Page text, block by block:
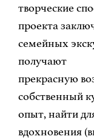
творческие
проекта
семейных
получают
прекрасную
собственный
опыт, найти
вдохновения